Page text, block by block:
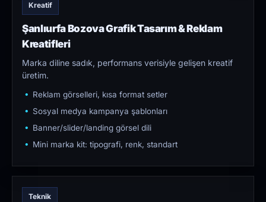
Kreatif
Şanlıurfa Bozova Grafik Tasarım & Reklam
Kreatifleri
Marka diline sadık, performans verisiyle gelişen kreatif
üretim.
Reklam görselleri, kısa format setler
Sosyal medya kampanya şablonları
Banner/slider/landing görsel dili
Mini marka kit: tipografi, renk, standart
Teknik